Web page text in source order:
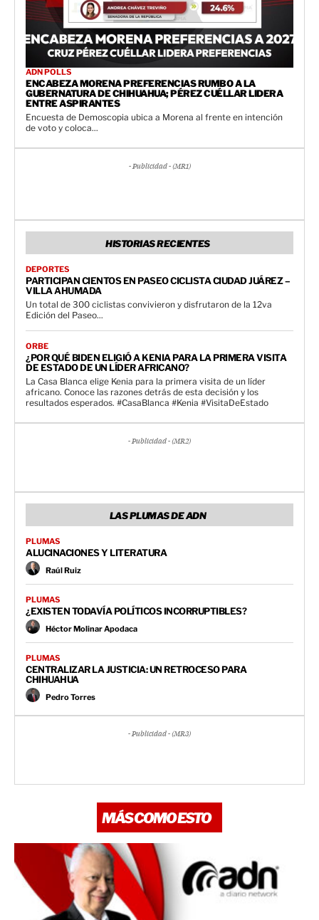
ADN POLLS
ENCABEZA MORENA PREFERENCIAS RUMBO A LA
GUBERNATURA DE CHIHUAHUA; PÉREZ CUÉLLAR LIDERA
ENTRE ASPIRANTES
Encuesta de Demoscopia ubica a Morena al frente en intención
de voto y coloca...
- Publicidad - (MR1)
HISTORIAS RECIENTES
DEPORTES
PARTICIPAN CIENTOS EN PASEO CICLISTA CIUDAD JUÁREZ –
VILLA AHUMADA
Un total de 300 ciclistas convivieron y disfrutaron de la 12va
Edición del Paseo...
ORBE
¿POR QUÉ BIDEN ELIGIÓ A KENIA PARA LA PRIMERA VISITA
DE ESTADO DE UN LÍDER AFRICANO?
La Casa Blanca elige Kenia para la primera visita de un líder
africano. Conoce las razones detrás de esta decisión y los
resultados esperados. #CasaBlanca #Kenia #VisitaDeEstado
- Publicidad - (MR2)
LAS PLUMAS DE ADN
PLUMAS
ALUCINACIONES Y LITERATURA
Raúl Ruiz
PLUMAS
¿EXISTEN TODAVÍA POLÍTICOS INCORRUPTIBLES?
Héctor Molinar Apodaca
PLUMAS
CENTRALIZAR LA JUSTICIA: UN RETROCESO PARA
CHIHUAHUA
Pedro Torres
- Publicidad - (MR3)
MÁS COMO ESTO